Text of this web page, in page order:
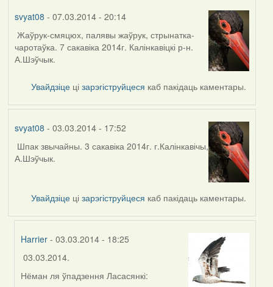
svyat08 - 07.03.2014 - 20:14
Жаўрук-смяцюх, палявы жаўрук, стрынатка-
чаротаўка. 7 сакавіка 2014г. Калінкавіцкі р-н.
А.Шэўчык.
Увайдзіце цізарэгіструйцеся каб пакідаць каментары.
svyat08 - 03.03.2014 - 17:52
Шпак звычайны. 3 сакавіка 2014г. г.Калінкавічы,
А.Шэўчык.
Увайдзіце цізарэгіструйцеся каб пакідаць каментары.
Harrier - 03.03.2014 - 18:25
In
reply
03.03.2014.
Нёман ля ўпадзення Ласасянкі: